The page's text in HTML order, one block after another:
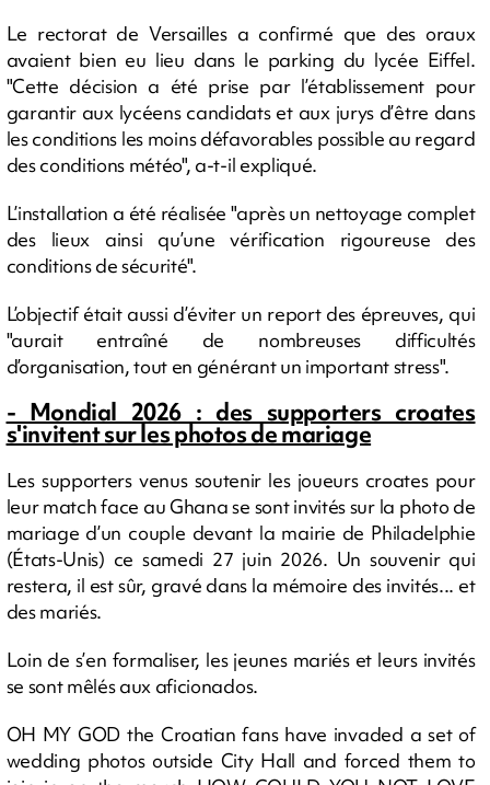
Le rectorat de Versailles a confirmé que des oraux
avaient bien eu lieu dans le parking du lycée Eiffel.
"Cette décision a été prise par l’établissement pour
garantir aux lycéens candidats et aux jurys d’être dans
les conditions les moins défavorables possible au regard
des conditions météo", a-t-il expliqué.
L’installation a été réalisée "après un nettoyage complet
des lieux ainsi qu’une vérification rigoureuse des
conditions de sécurité".
L’objectif était aussi d’éviter un report des épreuves, qui
"aurait entraîné de nombreuses difficultés
d’organisation, tout en générant un important stress".
- Mondial 2026 : des supporters croates
s'invitent sur les photos de mariage
Les supporters venus soutenir les joueurs croates pour
leur match face au Ghana se sont invités sur la photo de
mariage d’un couple devant la mairie de Philadelphie
(États-Unis) ce samedi 27 juin 2026. Un souvenir qui
restera, il est sûr, gravé dans la mémoire des invités... et
des mariés.
Loin de s’en formaliser, les jeunes mariés et leurs invités
se sont mêlés aux aficionados.
OH MY GOD the Croatian fans have invaded a set of
wedding photos outside City Hall and forced them to